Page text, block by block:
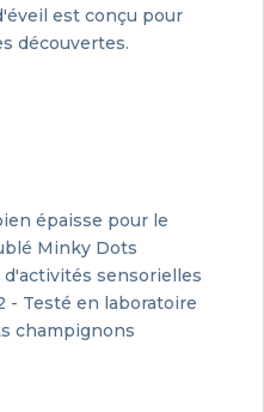
est conçu pour
découvertes.
épaisse pour le
Minky Dots
sensorielles
- Testé en laboratoire
champignons